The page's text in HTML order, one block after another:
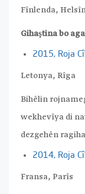
Fînlenda,
Gihaştina bo
2015, Roja
Letonya, Rîga
Bihêlin
wekhevîya di
dezgehên
2014, Roja
Fransa, Parîs